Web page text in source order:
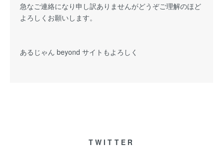
急なご連絡になり申し訳ありませんがどうぞご理解のほど
よろしくお願いします。
あるじゃん beyond サイトもよろしく
TWITTER